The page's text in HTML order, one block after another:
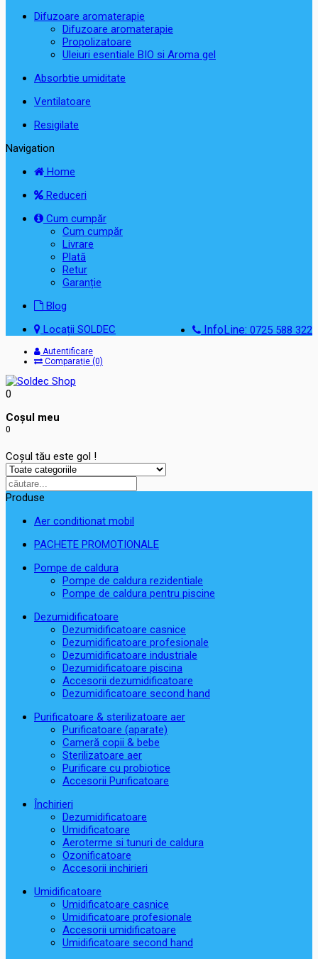
Difuzoare aromaterapie
Difuzoare aromaterapie
Propolizatoare
Uleiuri esentiale BIO si Aroma gel
Absorbtie umiditate
Ventilatoare
Resigilate
Navigation
Home
Reduceri
Cum cumpăr
Cum cumpăr
Livrare
Plată
Retur
Garanție
Blog
InfoLine: 0725 588 322
Locații SOLDEC
Autentificare
Comparație (0)
0
Coşul meu
0
Coșul tău este gol !
Produse
Aer conditionat mobil
PACHETE PROMOTIONALE
Pompe de caldura
Pompe de caldura rezidentiale
Pompe de caldura pentru piscine
Dezumidificatoare
Dezumidificatoare casnice
Dezumidificatoare profesionale
Dezumidificatoare industriale
Dezumidificatoare piscina
Accesorii dezumidificatoare
Dezumidificatoare second hand
Purificatoare & sterilizatoare aer
Purificatoare (aparate)
Cameră copii & bebe
Sterilizatoare aer
Purificare cu probiotice
Accesorii Purificatoare
Închirieri
Dezumidificatoare
Umidificatoare
Aeroterme si tunuri de caldura
Ozonificatoare
Accesorii inchirieri
Umidificatoare
Umidificatoare casnice
Umidificatoare profesionale
Accesorii umidificatoare
Umidificatoare second hand